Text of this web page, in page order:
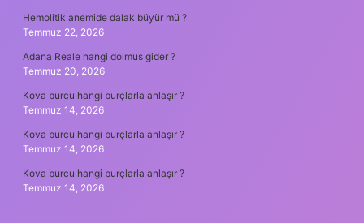
Hemolitik anemide dalak büyür mü ?
Temmuz 22, 2026
Adana Reale hangi dolmus gider ?
Temmuz 20, 2026
Kova burcu hangi burçlarla anlaşır ?
Temmuz 14, 2026
Kova burcu hangi burçlarla anlaşır ?
Temmuz 14, 2026
Kova burcu hangi burçlarla anlaşır ?
Temmuz 14, 2026